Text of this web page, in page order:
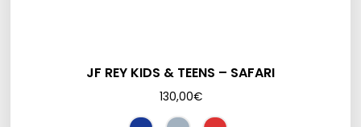
JF REY KIDS & TEENS – SAFARI
130,00€